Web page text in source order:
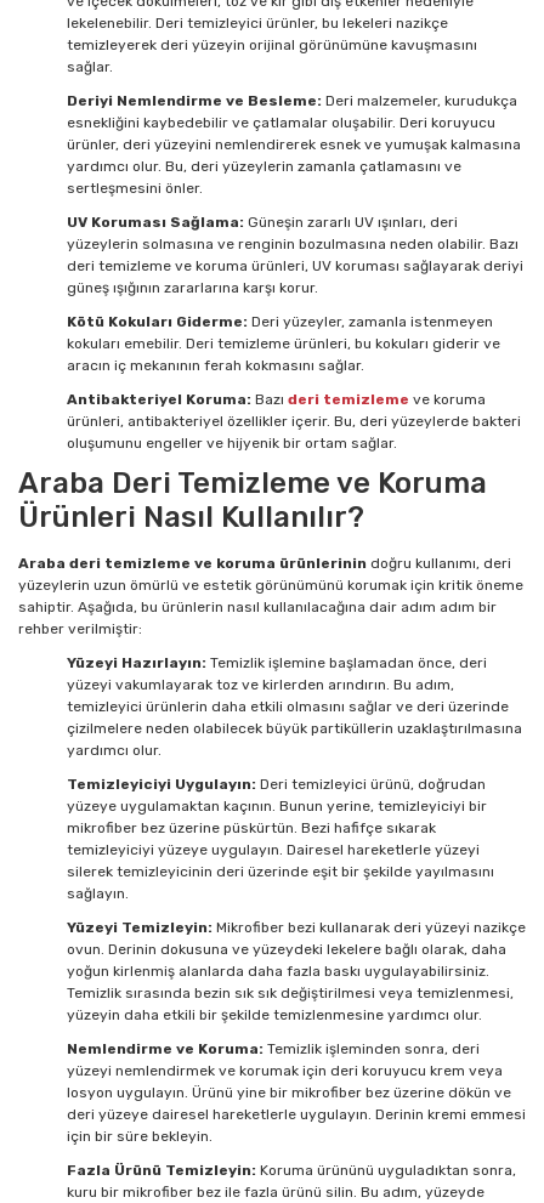
lekelenebilir. Deri temizleyici ürünler, bu lekeleri nazikçe
temizleyerek deri yüzeyin orijinal görünümüne kavuşmasını
sağlar.
Deriyi Nemlendirme ve Besleme: Deri malzemeler, kurudukça
esnekliğini kaybedebilir ve çatlamalar oluşabilir. Deri koruyucu
ürünler, deri yüzeyini nemlendirerek esnek ve yumuşak kalmasına
yardımcı olur. Bu, deri yüzeylerin zamanla çatlamasını ve
sertleşmesini önler.
UV Koruması Sağlama: Güneşin zararlı UV ışınları, deri
yüzeylerin solmasına ve renginin bozulmasına neden olabilir. Bazı
deri temizleme ve koruma ürünleri, UV koruması sağlayarak deriyi
güneş ışığının zararlarına karşı korur.
Kötü Kokuları Giderme: Deri yüzeyler, zamanla istenmeyen
kokuları emebilir. Deri temizleme ürünleri, bu kokuları giderir ve
aracın iç mekanının ferah kokmasını sağlar.
Antibakteriyel Koruma: Bazı deri temizleme ve koruma
ürünleri, antibakteriyel özellikler içerir. Bu, deri yüzeylerde bakteri
oluşumunu engeller ve hijyenik bir ortam sağlar.
Araba Deri Temizleme ve Koruma
Ürünleri Nasıl Kullanılır?
Araba deri temizleme ve koruma ürünlerinin doğru kullanımı, deri
yüzeylerin uzun ömürlü ve estetik görünümünü korumak için kritik öneme
sahiptir. Aşağıda, bu ürünlerin nasıl kullanılacağına dair adım adım bir
rehber verilmiştir:
Yüzeyi Hazırlayın: Temizlik işlemine başlamadan önce, deri
yüzeyi vakumlayarak toz ve kirlerden arındırın. Bu adım,
temizleyici ürünlerin daha etkili olmasını sağlar ve deri üzerinde
çizilmelere neden olabilecek büyük partiküllerin uzaklaştırılmasına
yardımcı olur.
Temizleyiciyi Uygulayın: Deri temizleyici ürünü, doğrudan
yüzeye uygulamaktan kaçının. Bunun yerine, temizleyiciyi bir
mikrofiber bez üzerine püskürtün. Bezi hafifçe sıkarak
temizleyiciyi yüzeye uygulayın. Dairesel hareketlerle yüzeyi
silerek temizleyicinin deri üzerinde eşit bir şekilde yayılmasını
sağlayın.
Yüzeyi Temizleyin: Mikrofiber bezi kullanarak deri yüzeyi nazikçe
ovun. Derinin dokusuna ve yüzeydeki lekelere bağlı olarak, daha
yoğun kirlenmiş alanlarda daha fazla baskı uygulayabilirsiniz.
Temizlik sırasında bezin sık sık değiştirilmesi veya temizlenmesi,
yüzeyin daha etkili bir şekilde temizlenmesine yardımcı olur.
Nemlendirme ve Koruma: Temizlik işleminden sonra, deri
yüzeyi nemlendirmek ve korumak için deri koruyucu krem veya
losyon uygulayın. Ürünü yine bir mikrofiber bez üzerine dökün ve
deri yüzeye dairesel hareketlerle uygulayın. Derinin kremi emmesi
için bir süre bekleyin.
Fazla Ürünü Temizleyin: Koruma ürününü uyguladıktan sonra,
kuru bir mikrofiber bez ile fazla ürünü silin. Bu adım, yüzeyde